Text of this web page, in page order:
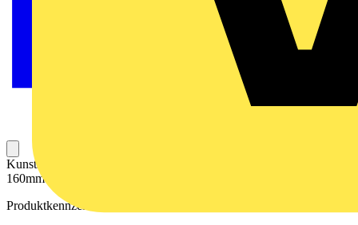
Kunststoffklammer zur Befestigung von Gummitüchern, Länge
160mm
Produktkennzeichen